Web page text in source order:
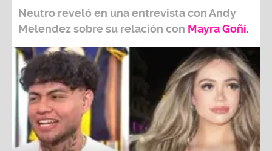
Neutro reveló en una entrevista conAndy
Melendezsobre su relación con Mayra Goñi.